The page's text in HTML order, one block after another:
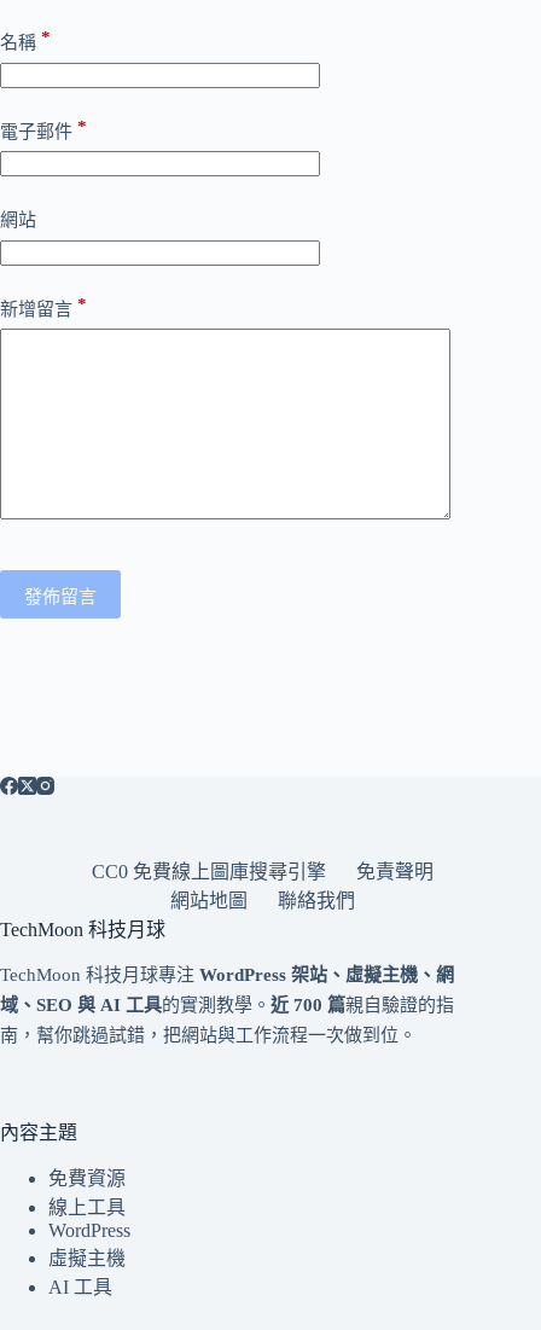
名稱 *
電子郵件 *
網站
新增留言 *
發佈留言
CC0 免費線上圖庫搜尋引擎
免責聲明
網站地圖
聯絡我們
TechMoon 科技月球
TechMoon 科技月球專注 WordPress 架站、虛擬主機、網
域、SEO 與 AI 工具的實測教學。 近 700 篇親自驗證的指
南，幫你跳過試錯，把網站與工作流程一次做到位。
內容主題
免費資源
線上工具
WordPress
虛擬主機
AI 工具